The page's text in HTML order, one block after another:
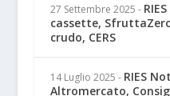
27 Settembre 2025 -
cassette,
crudo, CERS
14 Luglio 2025 - RIES
Altromercato,